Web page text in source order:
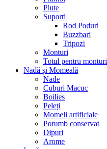
Plute
Suporți
Rod Poduri
Buzzbari
Tripozi
Monturi
Totul pentru monturi
Nadă și Momeală
Nade
Cuburi Macuc
Boilies
Peleți
Momeli artificiale
Porumb conservat
Dipuri
Arome